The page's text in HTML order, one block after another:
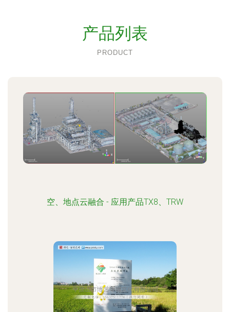
产品列表
PRODUCT
空、地点云融合 - 应用产品TX8、TRW